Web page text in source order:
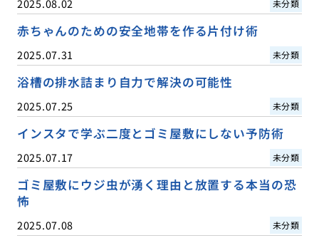
2025.08.02 未分類
赤ちゃんのための安全地帯を作る片付け術
2025.07.31 未分類
浴槽の排水詰まり自力で解決の可能性
2025.07.25 未分類
インスタで学ぶ二度とゴミ屋敷にしない予防術
2025.07.17 未分類
ゴミ屋敷にウジ虫が湧く理由と放置する本当の恐
怖
2025.07.08 未分類